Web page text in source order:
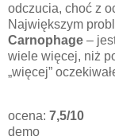
odczucia, choć z
Największym
Carnophage –
wiele więcej, niż
„więcej”
ocena: 7,5/10
demo